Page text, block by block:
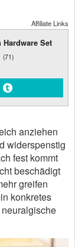
Affiliate Links
Hardware Set
(71)
anziehen
widerspenstig
fest kommt
beschädigt
greifen
konkretes